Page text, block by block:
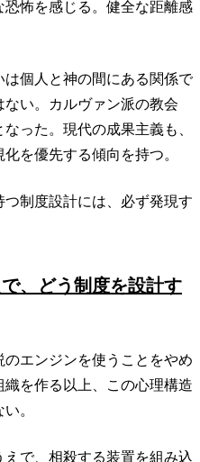
怖を感じる。健全な距離感
個人と神の間にある関係で
い。カルヴァン派の教会
った。現代の成果主義も、
を優先する傾向を持つ。
制度設計には、必ず発現す
、どう制度を設計す
エンジンを使うことをやめ
を作る以上、この心理構造
。
で、相殺する装置を組み込